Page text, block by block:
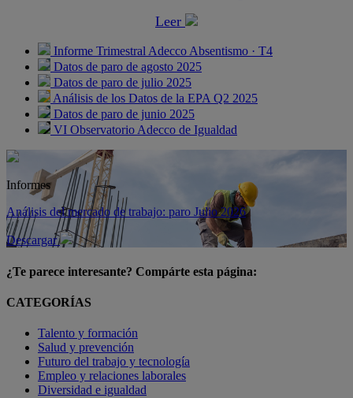
Leer
Informe Trimestral Adecco Absentismo · T4
Datos de paro de agosto 2025
Datos de paro de julio 2025
Análisis de los Datos de la EPA Q2 2025
Datos de paro de junio 2025
VI Observatorio Adecco de Igualdad
Informes
Análisis del mercado de trabajo: paro Julio 2026
Descargar
¿Te parece interesante? Compárte esta página:
CATEGORÍAS
Talento y formación
Salud y prevención
Futuro del trabajo y tecnología
Empleo y relaciones laborales
Diversidad e igualdad